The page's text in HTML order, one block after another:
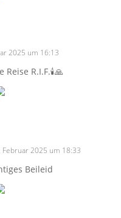
2025 um 16:13
R.I.F.🕯️🙏
Februar 2025 um 18:33
Beileid